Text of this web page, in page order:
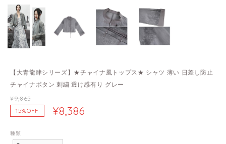
【大青龍肆シリーズ】★チャイナ風トップス★ シャツ 薄い 日差し防止
チャイナボタン 刺繍 透け感有り グレー
¥9,865
15%OFF
¥8,386
種類